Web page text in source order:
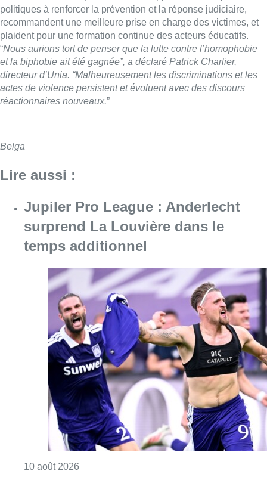
Lire aussi :
Jupiler Pro League : Anderlecht
surprend La Louvière dans le
temps additionnel
10 août 2026Consulter l'article "Jupiler Pro League :
Chaleur : 95% des maisons de
repos et hôpitaux doivent être
rénovés, selon Embuild